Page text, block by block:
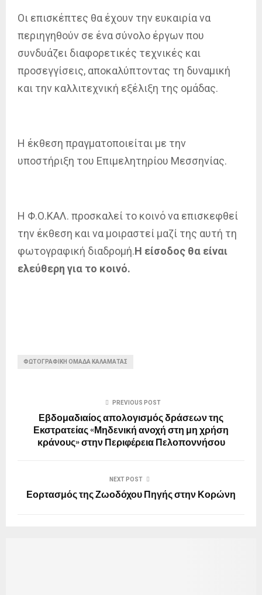
Οι επισκέπτες θα έχουν την ευκαιρία να
περιηγηθούν σε ένα σύνολο έργων που
συνδυάζει διαφορετικές τεχνικές και
προσεγγίσεις, αποκαλύπτοντας τη δυναμική
και την καλλιτεχνική εξέλιξη της ομάδας.
Η έκθεση πραγματοποιείται με την
υποστήριξη του Επιμελητηρίου Μεσσηνίας.
Η Φ.Ο.ΚΑΛ. προσκαλεί το κοινό να επισκεφθεί
την έκθεση και να μοιραστεί μαζί της αυτή τη
φωτογραφική διαδρομή.Η είσοδος θα είναι
ελεύθερη για το κοινό.
ΦΩΤΟΓΡΑΦΙΚΉ ΟΜΆΔΑ ΚΑΛΑΜΆΤΑΣ
PREVIOUS POST
Εβδομαδιαίος απολογισμός δράσεων της
Εκστρατείας «Μηδενική ανοχή στη μη χρήση
κράνους» στην Περιφέρεια Πελοποννήσου
NEXT POST
Εορτασμός της Ζωοδόχου Πηγής στην Κορώνη